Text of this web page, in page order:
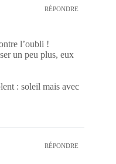
RÉPONDRE
l’oubli !
un peu plus, eux
: soleil mais avec
RÉPONDRE